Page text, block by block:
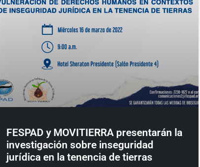
FESPAD y MOVITIERRA presentarán la
investigación sobre inseguridad
jurídica en la tenencia de tierras